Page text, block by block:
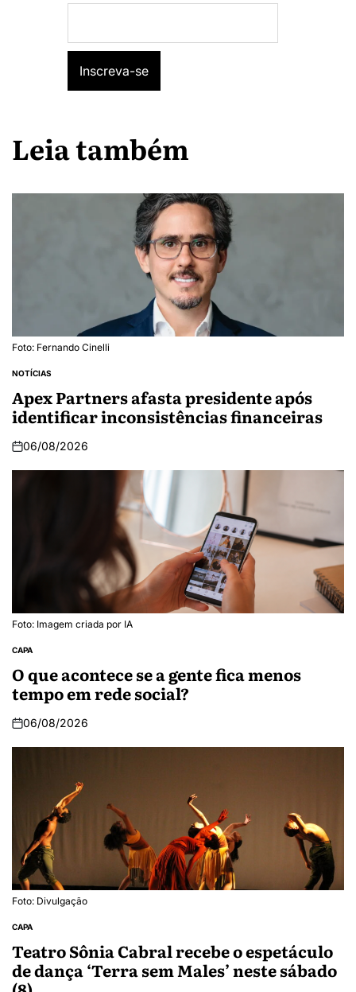
Leia também
Foto: Fernando Cinelli
NOTÍCIAS
Apex Partners afasta presidente após
identificar inconsistências financeiras
06/08/2026
Foto: Imagem criada por IA
CAPA
O que acontece se a gente fica menos
tempo em rede social?
06/08/2026
Foto: Divulgação
CAPA
Teatro Sônia Cabral recebe o espetáculo
de dança ‘Terra sem Males’ neste sábado